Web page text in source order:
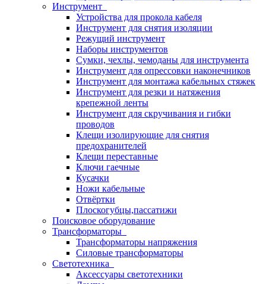
Инструмент
Устройства для прокола кабеля
Инструмент для снятия изоляции
Режущий инструмент
Наборы инструментов
Сумки, чехлы, чемоданы для инструмента
Инструмент для опрессовки наконечников
Инструмент для монтажа кабельных стяжек
Инструмент для резки и натяжения
крепежной ленты
Инструмент для скручивания и гибки
проводов
Клещи изолирующие для снятия
предохранителей
Клещи переставные
Ключи гаечные
Кусачки
Ножи кабельные
Отвёртки
Плоскогубцы,пассатижи
Поисковое оборудование
Трансформаторы
Трансформаторы напряжения
Силовые трансформаторы
Светотехника
Аксессуары светотехники